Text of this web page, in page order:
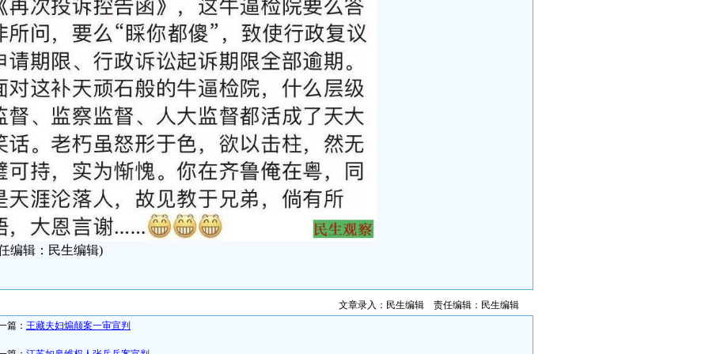
编辑：民生编辑)
文章录入：民生编辑 责任编辑：民生编辑
篇： 王藏夫妇煽颠案一审宣判